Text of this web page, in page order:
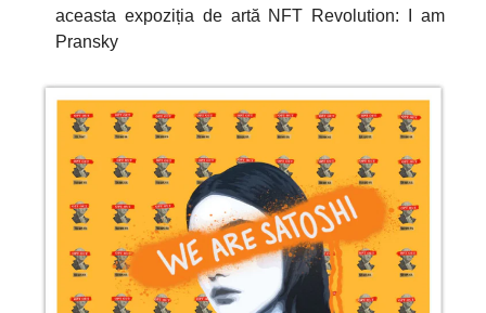
aceasta expoziția de artă NFT Revolution: I am
Pransky